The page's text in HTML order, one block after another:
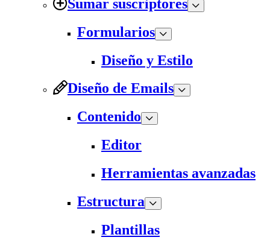
Sumar suscriptores
Formularios
Diseño y Estilo
Diseño de Emails
Contenido
Editor
Herramientas avanzadas
Estructura
Plantillas